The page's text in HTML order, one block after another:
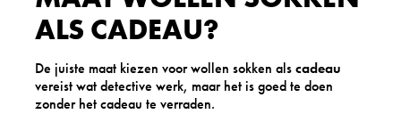
ALS CADEAU?
De juiste maat kiezen voor wollen sokken alscadeau
vereist wat detective werk, maar het is goed te doen
zonder het cadeau te verraden.